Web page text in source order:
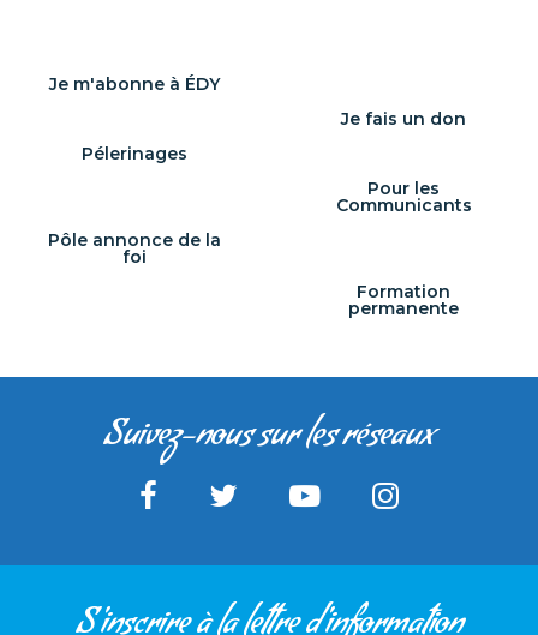
Je m'abonne à ÉDY
Je fais un don
Pélerinages
Pour les
Communicants
Pôle annonce de la
foi
Formation
permanente
Suivez-nous sur les réseaux